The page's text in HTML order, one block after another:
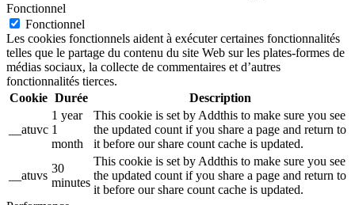
Fonctionnel
Fonctionnel
Les cookies fonctionnels aident à exécuter certaines fonctionnalités
telles que le partage du contenu du site Web sur les plates-formes de
médias sociaux, la collecte de commentaires et d’autres
fonctionnalités tierces.
Cookie Durée Description
__atuvc
1 year
1
month
This cookie is set by Addthis to make sure you see
the updated count if you share a page and return to
it before our share count cache is updated.
__atuvs
30
minutes
This cookie is set by Addthis to make sure you see
the updated count if you share a page and return to
it before our share count cache is updated.